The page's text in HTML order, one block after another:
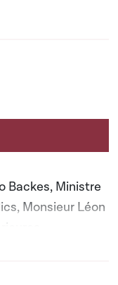
Backes, Ministre
Monsieur Léon
ou cacher tous les